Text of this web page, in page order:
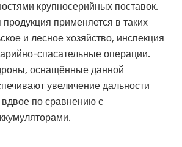
крупносерийных поставок.
применяется в таких
и лесное хозяйство, инспекция
спасательные операции.
оснащённые данной
увеличение дальности
по сравнению с